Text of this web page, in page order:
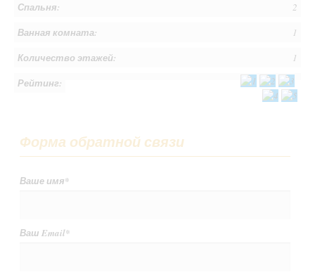
Спальня:
2
Ванная комната:
1
Количество этажей:
1
Рейтинг:
Форма обратной связи
Ваше имя*
Ваш Email*